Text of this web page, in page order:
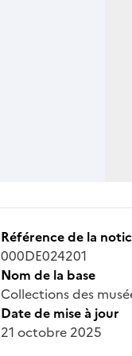
Référence de la
000DE024201
Nom de la base
Collections des
Date de mise à jour
21 octobre 2025